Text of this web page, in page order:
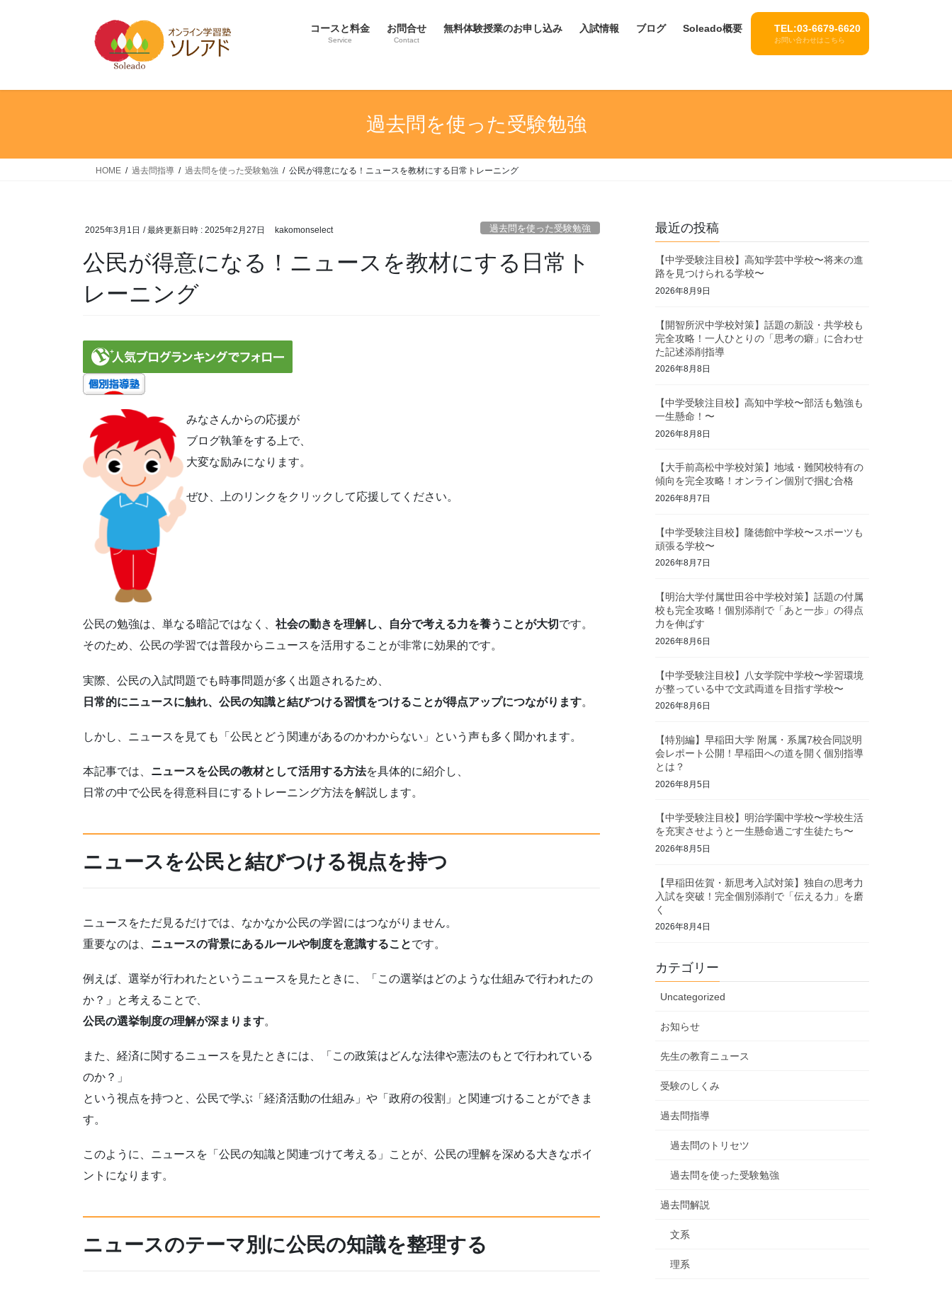
へ
プ
ョ
動
コースと料金
Service
お問合せ
Contact
無料体験授業のお申し込み 入試情報 ブログ Soleado概要 TEL:03-6679-6620
お問い合わせはこちら
過去問を使った受験勉強
HOME 過去問指導 過去問を使った受験勉強 公民が得意になる！ニュースを教材にする日常トレーニング
2025年3月1日 / 最終更新日時 : 2025年2月27日 kakomonselect 過去問を使った受験勉強
公民が得意になる！ニュースを教材にする日常ト
レーニング
みなさんからの応援が
ブログ執筆をする上で、
大変な励みになります。
ぜひ、上のリンクをクリックして応援してください。
公民の勉強は、単なる暗記ではなく、 社会の動きを理解し、自分で考える力を養うことが大切 です。
そのため、公民の学習では普段からニュースを活用することが非常に効果的です。
実際、公民の入試問題でも時事問題が多く出題されるため、
日常的にニュースに触れ、公民の知識と結びつける習慣をつけることが得点アップにつながります。
しかし、ニュースを見ても「公民とどう関連があるのかわからない」という声も多く聞かれます。
本記事では、 ニュースを公民の教材として活用する方法を具体的に紹介し、
日常の中で公民を得意科目にするトレーニング方法を解説します。
ニュースを公民と結びつける視点を持つ
ニュースをただ見るだけでは、なかなか公民の学習にはつながりません。
重要なのは、 ニュースの背景にあるルールや制度を意識することです。
例えば、選挙が行われたというニュースを見たときに、「この選挙はどのような仕組みで行われたの
か？」と考えることで、
公民の選挙制度の理解が深まります。
また、経済に関するニュースを見たときには、「この政策はどんな法律や憲法のもとで行われている
のか？」
という視点を持つと、公民で学ぶ「経済活動の仕組み」や「政府の役割」と関連づけることができま
す。
このように、ニュースを「公民の知識と関連づけて考える」ことが、公民の理解を深める大きなポイ
ントになります。
ニュースのテーマ別に公民の知識を整理する
最近の投稿
【中学受験注目校】高知学芸中学校〜将来の進
路を見つけられる学校〜
2026年8月9日
【開智所沢中学校対策】話題の新設・共学校も
完全攻略！一人ひとりの「思考の癖」に合わせ
た記述添削指導
2026年8月8日
【中学受験注目校】高知中学校〜部活も勉強も
一生懸命！〜
2026年8月8日
【大手前高松中学校対策】地域・難関校特有の
傾向を完全攻略！オンライン個別で掴む合格
2026年8月7日
【中学受験注目校】隆徳館中学校〜スポーツも
頑張る学校〜
2026年8月7日
【明治大学付属世田谷中学校対策】話題の付属
校も完全攻略！個別添削で「あと一歩」の得点
力を伸ばす
2026年8月6日
【中学受験注目校】八女学院中学校〜学習環境
が整っている中で文武両道を目指す学校〜
2026年8月6日
【特別編】早稲田大学 附属・系属7校合同説明
会レポート公開！早稲田への道を開く個別指導
とは？
2026年8月5日
【中学受験注目校】明治学園中学校〜学校生活
を充実させようと一生懸命過ごす生徒たち〜
2026年8月5日
【早稲田佐賀・新思考入試対策】独自の思考力
入試を突破！完全個別添削で「伝える力」を磨
く
2026年8月4日
カテゴリー
Uncategorized
お知らせ
先生の教育ニュース
受験のしくみ
過去問指導
過去問のトリセツ
過去問を使った受験勉強
過去問解説
文系
理系